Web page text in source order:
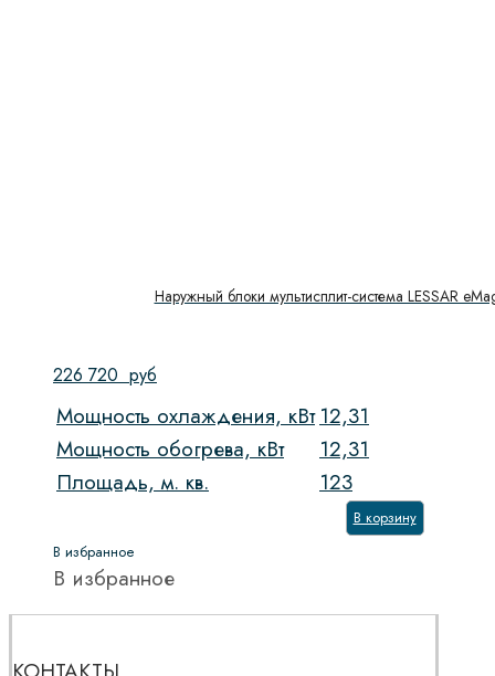
Наружный блоки мультисплит-система LESSAR
226 720 руб
Мощность охлаждения, кВт 12,31
Мощность обогрева, кВт
12,31
Площадь, м. кв.
123
В корзину
В избранное
В избранное